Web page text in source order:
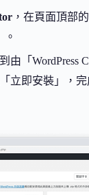
，在頁面頂部
。
由「WordPress
立即安裝」，